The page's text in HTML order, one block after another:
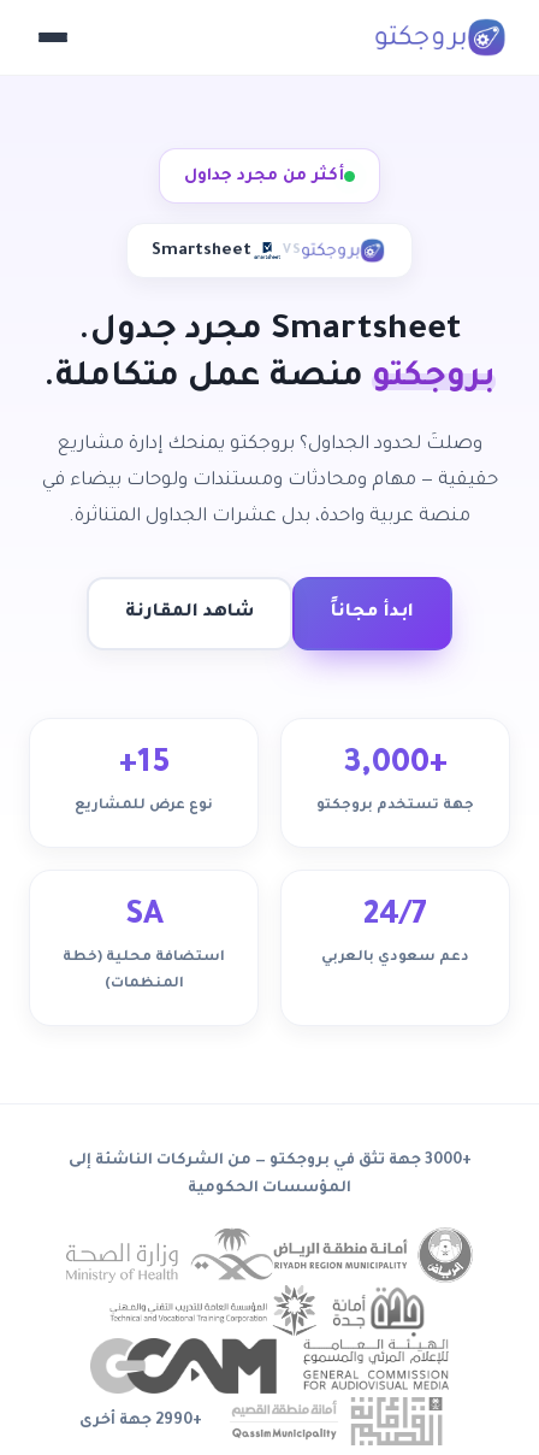
أكثر من مجرد جداول
VS
Smartsheet
Smartsheet مجرد جدول.
بروجكتو منصة عمل متكاملة.
وصلتَ لحدود الجداول؟ بروجكتو يمنحك إدارة مشاريع
حقيقية — مهام ومحادثات ومستندات ولوحات بيضاء في
منصة عربية واحدة، بدل عشرات الجداول المتناثرة.
ابدأ مجاناً شاهد المقارنة
+3,000
جهة تستخدم بروجكتو
15+
نوع عرض للمشاريع
24/7
دعم سعودي بالعربي
SA
استضافة محلية (خطة
المنظمات)
+3000 جهة تثق في بروجكتو — من الشركات الناشئة إلى
المؤسسات الحكومية
+2990 جهة أخرى